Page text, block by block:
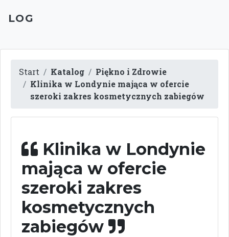
LOG
Start Katalog
Piękno i Zdrowie
Klinika w Londynie mająca w ofercie
szeroki zakres kosmetycznych zabiegów
Klinika w Londynie
mająca w ofercie
szeroki zakres
kosmetycznych
zabiegów